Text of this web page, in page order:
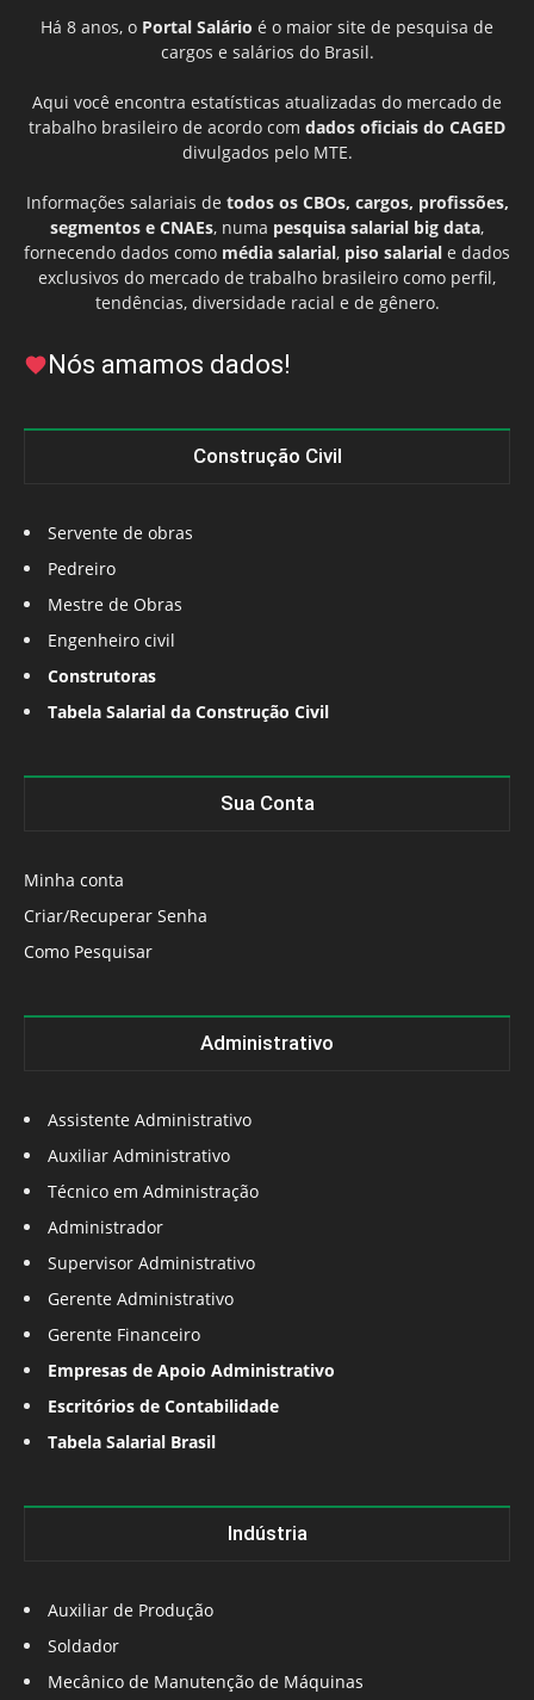
Há 8 anos, o Portal Salário é o maior site de pesquisa de
cargos e salários do Brasil.
Aqui você encontra estatísticas atualizadas do mercado de
trabalho brasileiro de acordo com dados oficiais do CAGED
divulgados pelo MTE.
Informações salariais de todos os CBOs, cargos, profissões,
segmentos e CNAEs, numa pesquisa salarial big data,
fornecendo dados como média salarial, piso salarial e dados
exclusivos do mercado de trabalho brasileiro como perfil,
tendências, diversidade racial e de gênero.
Nós amamos dados!
Construção Civil
Servente de obras
Pedreiro
Mestre de Obras
Engenheiro civil
Construtoras
Tabela Salarial da Construção Civil
Sua Conta
Minha conta
Criar/Recuperar Senha
Como Pesquisar
Administrativo
Assistente Administrativo
Auxiliar Administrativo
Técnico em Administração
Administrador
Supervisor Administrativo
Gerente Administrativo
Gerente Financeiro
Empresas de Apoio Administrativo
Escritórios de Contabilidade
Tabela Salarial Brasil
Indústria
Auxiliar de Produção
Soldador
Mecânico de Manutenção de Máquinas